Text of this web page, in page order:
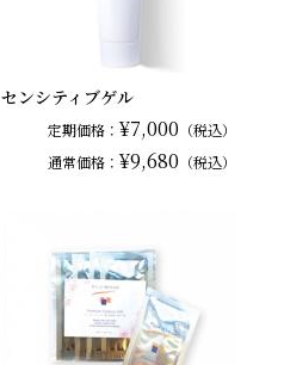
センシティブゲル
定期価格： ¥7,000 （税込）
通常価格： ¥9,680 （税込）